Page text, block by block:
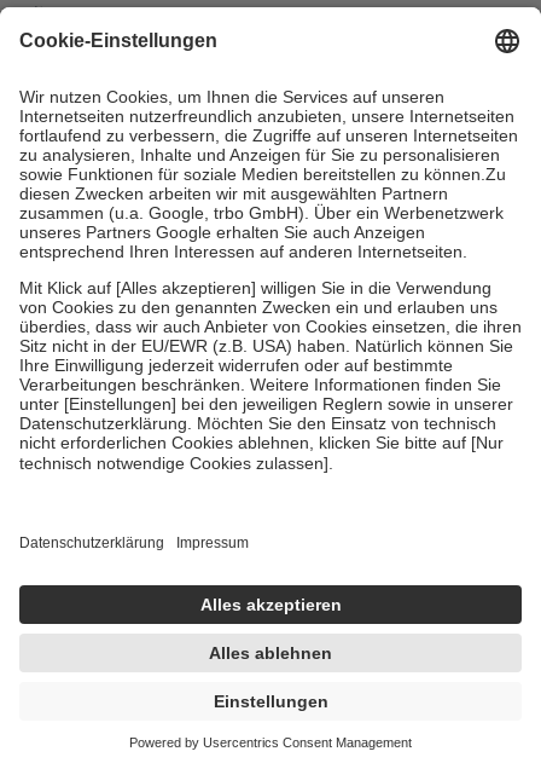
mit.
Grundsätzlich leisten Mitglieder Zuzahlungen in Höhe von zehn
höchstens zehn Euro.
Es sind jedoch nie mehr als die tatsächlichen
Kosten der Leistung zu entrichten.
Diese Regeln gelten grundsätzlich auch für Online-Apotheken.
Bei Heilmitteln und häuslicher Krankenpflege beträgt die
Zuzahlung zehn Prozent der Kosten sowie zehn Euro je
Verordnung.
Um das Engagement der Versicherten für ihre eigene Gesundheit zu
stärken und die besondere Stellung der Familie zu unterstützen,
fallenkeine Zuzahlungenan bei:
• Kindern und Jugendlichen bis zum vollendeten 18. Lebensjahr
mit Ausnahme der Fahrkosten
• Untersuchungen zur Vorsorge und Früherkennung, die von der
GKV getragen werden
• empfohlenen Schutzimpfungen
• Harn- und Blutteststreifen
getroffen, um sicherzustellen, dass es sich um echte Bewertungen
https://help.etrusted.com/hc/de/articles/4419944605341
Einige Bilder und Inhalte wurden unter Zuhilfenahme künstlicher